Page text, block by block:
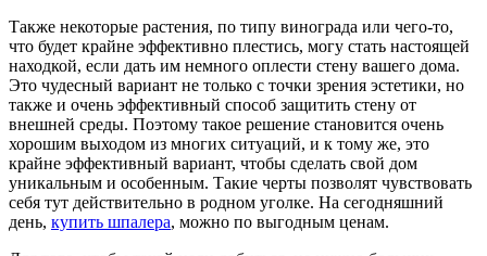
Также некоторые растения, по типу винограда или чего-то,
что будет крайне эффективно плестись, могу стать настоящей
находкой, если дать им немного оплести стену вашего дома.
Это чудесный вариант не только с точки зрения эстетики, но
также и очень эффективный способ защитить стену от
внешней среды. Поэтому такое решение становится очень
хорошим выходом из многих ситуаций, и к тому же, это
крайне эффективный вариант, чтобы сделать свой дом
уникальным и особенным. Такие черты позволят чувствовать
себя тут действительно в родном уголке. На сегодняшний
день, купить шпалера, можно по выгодным ценам.